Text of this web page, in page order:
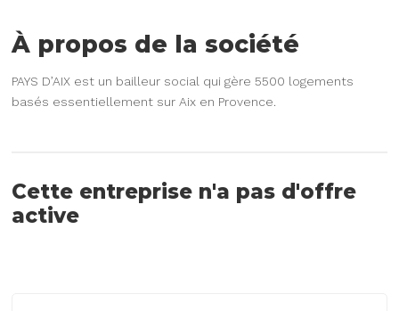
À propos de la société
PAYS D’AIX est un bailleur social qui gère 5500 logements
basés essentiellement sur Aix en Provence.
Cette entreprise n'a pas d'offre
active